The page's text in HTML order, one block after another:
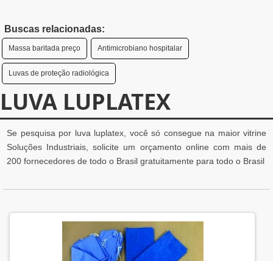
Buscas relacionadas:
Massa baritada preço Antimicrobiano hospitalar
Luvas de proteção radiológica
LUVA LUPLATEX
Se pesquisa por luva luplatex, você só consegue na maior vitrine
Soluções Industriais, solicite um orçamento online com mais de
200 fornecedores de todo o Brasil gratuitamente para todo o Brasil